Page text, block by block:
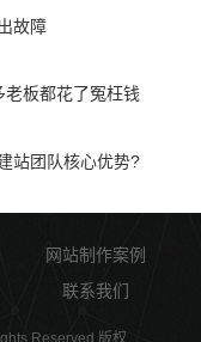
故障
老板都花了冤枉钱
站团队核心优势?
网站制作案例
联系我们